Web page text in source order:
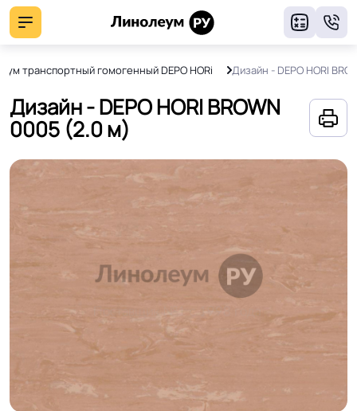
транспортный гомогенный DEPO HORi Дизайн - DEPO HORI
Дизайн - DEPO HORI BROWN
0005 (2.0 м)